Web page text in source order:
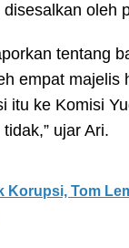
oleh
tentang
empat majelis
itu ke Komisi
ujar Ari.
Korupsi, Tom